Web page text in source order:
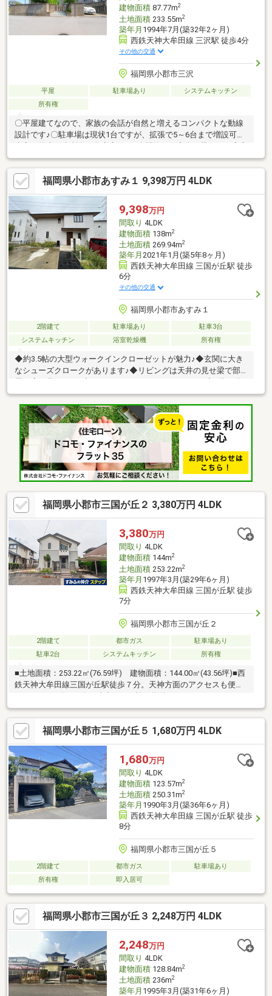
建物面積87.77m2
土地面積233.55m2
築年月 1994年7月(築32年2ヶ月)
西鉄天神大牟田線 三沢駅 徒歩4分
その他の交通
福岡県小郡市三沢
平屋 駐車場あり
システムキッチン
所有権
〇平屋建てなので、家族の会話が自然と増えるコンパクトな動線
設計です♪〇駐車場は現状1台ですが、拡張で5～6台まで増設可！
してのびのび過ごせる住環境です♪〇西鉄三沢駅まで徒歩約4分の
好立地で通勤・通学に便利です♪
福岡県小郡市あすみ１ 9,398万円 4LDK
9,398万円
間取り 4LDK
建物面積138m2
土地面積269.94m2
築年月 2021年1月(築5年8ヶ月)
西鉄天神大牟田線 三国が丘駅 徒歩
6分
その他の交通
福岡県小郡市あすみ１
2階建て 駐車場あり
駐車3台
システムキッチン
浴室乾燥機 所有権
◆約3.5帖の大型ウォークインクローゼットが魅力♪◆玄関に大き
なシューズクロークがあります♪◆リビングは天井の見せ梁で部
室・洗面所あります♪◆洗面所は予備暖房設備があります♪◆洗面
スペースに部屋干しできるホスクリーン完備♪◆玄関に手洗い・
足洗い場があります♪◆駐車スペースはゆとりの5台分あります
♪◆急行停車駅の西鉄三国ヶ丘駅まで徒歩約6分（400ｍ）♪
福岡県小郡市三国が丘２ 3,380万円 4LDK
3,380万円
間取り 4LDK
建物面積144m2
土地面積253.22m2
築年月 1997年3月(築29年6ヶ月)
西鉄天神大牟田線 三国が丘駅 徒歩
7分
福岡県小郡市三国が丘２
2階建て 都市ガス
駐車場あり
駐車2台
システムキッチン 所有権
■土地面積：253.22㎡(76.59坪) 建物面積：144.00㎡(43.56坪)■西
鉄天神大牟田線三国が丘駅徒歩７分。天神方面のアクセスも便利
りのある造りが特徴的な物件です。■敷地内2台駐車可能。(車種に
よる)うち1台はカーポートあり。
福岡県小郡市三国が丘５ 1,680万円 4LDK
1,680万円
間取り 4LDK
建物面積123.57m2
土地面積250.31m2
築年月 1990年3月(築36年6ヶ月)
西鉄天神大牟田線 三国が丘駅 徒歩
8分
福岡県小郡市三国が丘５
2階建て 都市ガス
駐車場あり
所有権
即入居可
福岡県小郡市三国が丘３ 2,248万円 4LDK
2,248万円
間取り 4LDK
建物面積128.84m2
土地面積236m2
築年月 1995年3月(築31年6ヶ月)